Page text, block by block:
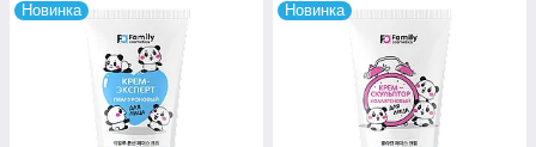
Новинка Новинка